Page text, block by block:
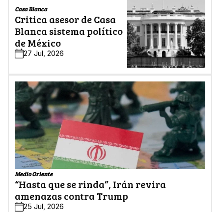
Casa Blanca
Critica asesor de Casa
Blanca sistema político
de México
27 Jul, 2026
Medio Oriente
“Hasta que se rinda”, Irán revira
amenazas contra Trump
25 Jul, 2026